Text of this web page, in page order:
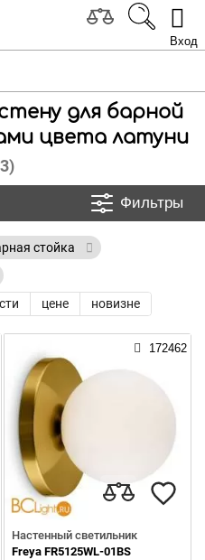
Вход
для барной
цвета латуни
Фильтры
стойка
цене новизне
172462
Настенный светильник
Freya FR5125WL-01BS